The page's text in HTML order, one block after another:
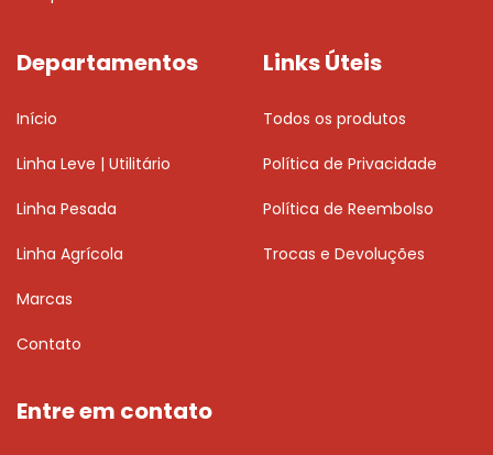
Departamentos
Início
Linha Leve | Utilitário
Linha Pesada
Linha Agrícola
Marcas
Contato
Links Úteis
Todos os produtos
Política de Privacidade
Política de Reembolso
Trocas e Devoluções
Entre em contato